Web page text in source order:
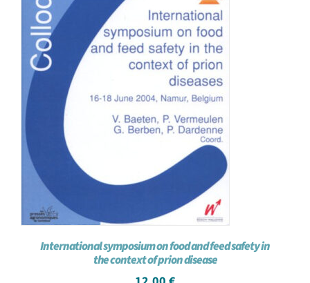
International symposium on food and feed safety in
the context of prion disease